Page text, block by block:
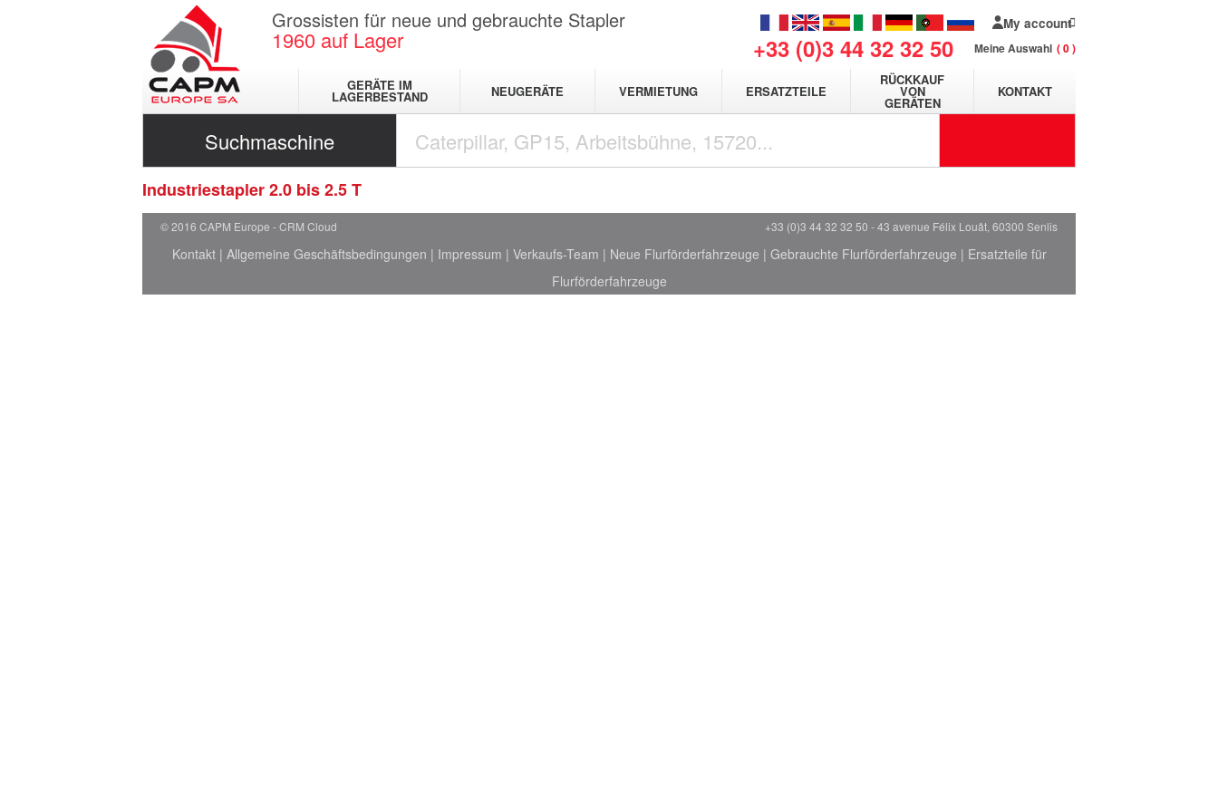
Grossisten für neue und gebrauchte Stapler
1960 auf Lager +33 (0)3 44 32 32 50
My account
Meine Auswahl 0
GERÄTE IM
LAGERBESTAND NEUGERÄTE VERMIETUNG ERSATZTEILE
RÜCKKAUF
VON
GERÄTEN
KONTAKT
Suchmaschine
Industriestapler 2.0 bis 2.5 T
© 2016 CAPM Europe CRM Cloud +33 (0)3 44 32 32 50 - 43 avenue Félix Louât, 60300 Senlis
Kontakt| Allgemeine Geschäftsbedingungen | Impressum | Verkaufs-Team | Neue Flurförderfahrzeuge | Gebrauchte Flurförderfahrzeuge | Ersatzteile für
Flurförderfahrzeuge